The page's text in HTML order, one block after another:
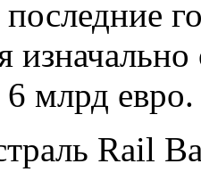
6 млрд евро.
Rail